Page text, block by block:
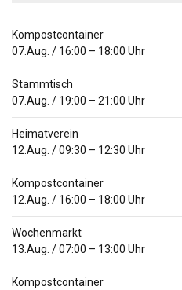
Kompostcontainer
07.Aug. / 16:00 – 18:00 Uhr
Stammtisch
07.Aug. / 19:00 – 21:00 Uhr
Heimatverein
12.Aug. /09:30 – 12:30 Uhr
Kompostcontainer
12.Aug. / 16:00 – 18:00 Uhr
Wochenmarkt
13.Aug. /07:00 – 13:00 Uhr
Kompostcontainer